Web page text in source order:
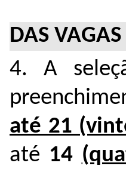
DAS
4. A
até 21
até 14